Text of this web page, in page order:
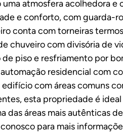
atmosfera acolhedora
e conforto, com guarda-
conta com torneiras
chuveiro com divisória de
piso e resfriamento por
residencial com
com áreas comuns
esta propriedade é
das áreas mais autênticas
para mais